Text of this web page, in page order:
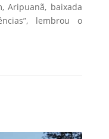
Aripuanã, baixada
lembrou o